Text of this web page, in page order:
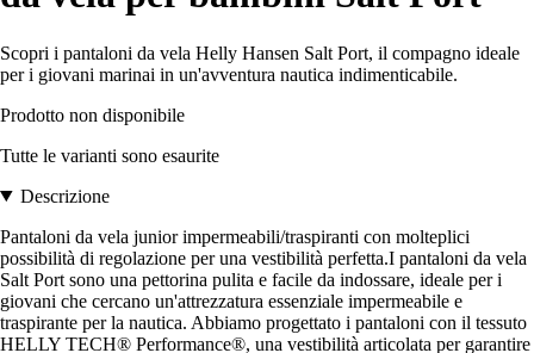
Scopri i pantaloni da vela Helly Hansen Salt Port, il compagno ideale
per i giovani marinai in un'avventura nautica indimenticabile.
Prodotto non disponibile
Tutte le varianti sono esaurite
Descrizione
Pantaloni da vela junior impermeabili/traspiranti con molteplici
possibilità di regolazione per una vestibilità perfetta.I pantaloni da vela
Salt Port sono una pettorina pulita e facile da indossare, ideale per i
giovani che cercano un'attrezzatura essenziale impermeabile e
traspirante per la nautica. Abbiamo progettato i pantaloni con il tessuto
HELLY TECH® Performance®, una vestibilità articolata per garantire